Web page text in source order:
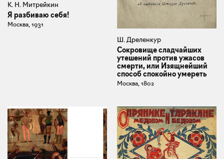
К. Н. Митрейкин
Я разбиваю себя!
Москва, 1931
Ш. Дреленкур
Сокровище сладчайших
утешений против ужасов
смерти, или Изящнейший
способ спокойно умереть
Москва, 1802